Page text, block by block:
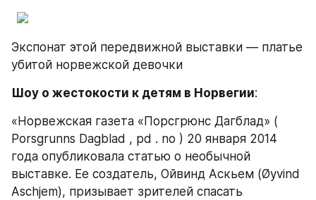
Экспонат этой передвижной выставки — платье
убитой норвежской девочки
Шоу о жестокости к детям в Норвегии:
«Норвежская газета «Порсгрюнс Дагблад» (
Porsgrunns Dagblad , pd . no ) 20 января 2014
года опубликовала статью о необычной
выставке. Ее создатель, Ойвинд Аскьем (Øyvind
Aschjem), призывает зрителей спасать